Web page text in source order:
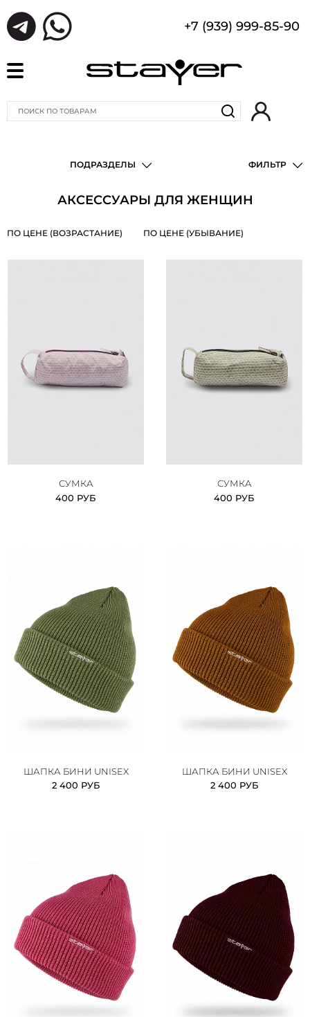
+7 (939) 999-85-90
ПОДРАЗДЕЛЫ ФИЛЬТР
АКСЕССУАРЫ ДЛЯ ЖЕНЩИН
ПО ЦЕНЕ (ВОЗРАСТАНИЕ) ПО ЦЕНЕ (УБЫВАНИЕ)
СУМКА
400 РУБ
СУМКА
400 РУБ
ШАПКА БИНИ UNISEX
2 400 РУБ
ШАПКА БИНИ UNISEX
2 400 РУБ